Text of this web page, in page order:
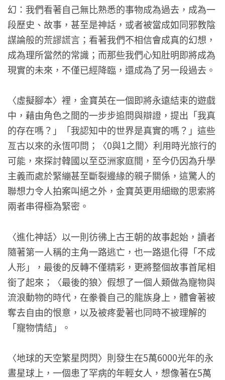
幻：我們看著自己無比熟悉的事物成為過去，成為一
段歷史、故事，甚至是神話，或者被當成如同邪教陰
謀論般的荒謬謊言；看著我們不相信會成真的幻想，
成為理所當然的常識；而那些我們心知肚明即將成為
現實的未來，不僅已經降臨，還成為了另一段過去。
〈虛擬腳本〉裡，金寶英在一個即將永遠結束的遊戲
中，藉由角色之間的一步步追問與辯證，提出「我真
的存在嗎？」「我認知中的世界是真實的嗎？」這些
亙古以來的永恆叩問；〈0與1之間〉利用時光旅行的
可能，來探討韓國以至亞洲家庭間，至今仍因為升學
主義而處於緊繃甚至斷裂邊緣的親子關係，這驚人的
聯想力令人拍案叫絕之外，金寶英更用細緻的思索將
兩者串得極為緊密。
〈進化神話〉以一則彷彿上古王朝的故事起始，讀者
隨著第一人稱的主角一路逃亡，也一路退化得「不成
人形」，最後的反轉不僅精彩，更將整個故事首尾相
銜了起來；〈最後的狼〉假想了一個人類做為寵物與
流浪動物的時代，在豢養自己的龍族身上，體會著被
奪去自由的恨意，以及被疼愛著也同時不被理解的
「寵物情結」。
〈地球的天空繁星閃閃〉則發生在5萬6000光年的永
晝星球上，一個患了罕病的年輕女人，想像著在5萬